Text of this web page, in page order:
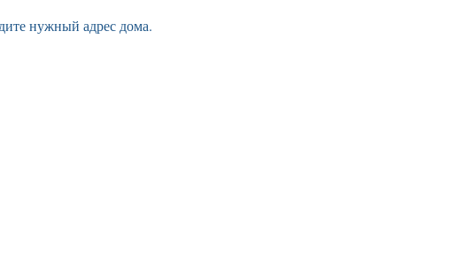
нужный адрес дома.